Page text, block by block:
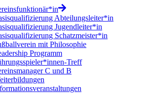
Abteilungsleiter*in
Jugendleiter*in
Schatzmeister*in
mit Philosophie
Programm
Treff
C und B